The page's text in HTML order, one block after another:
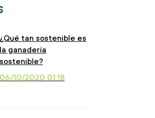
¿Qué tan sostenible es
la ganadería
sostenible?
06/10/2020 01:18